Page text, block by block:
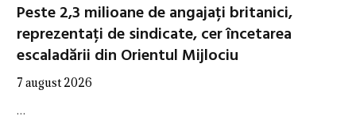
Peste 2,3 milioane de angajați britanici,
reprezentați de sindicate, cer încetarea
escaladării din Orientul Mijlociu
7 august 2026
…